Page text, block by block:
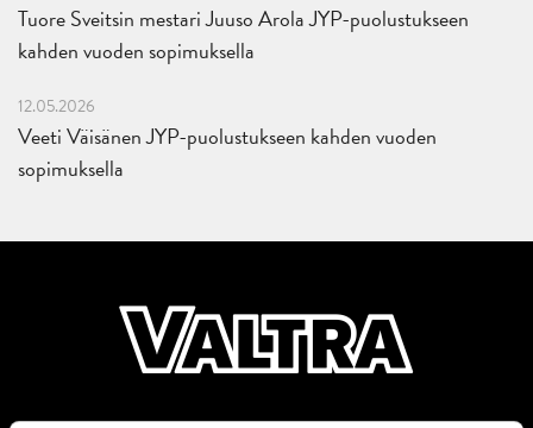
Tuore Sveitsin mestari Juuso Arola JYP-puolustukseen
kahden vuoden sopimuksella
12.05.2026
Veeti Väisänen JYP-puolustukseen kahden vuoden
sopimuksella